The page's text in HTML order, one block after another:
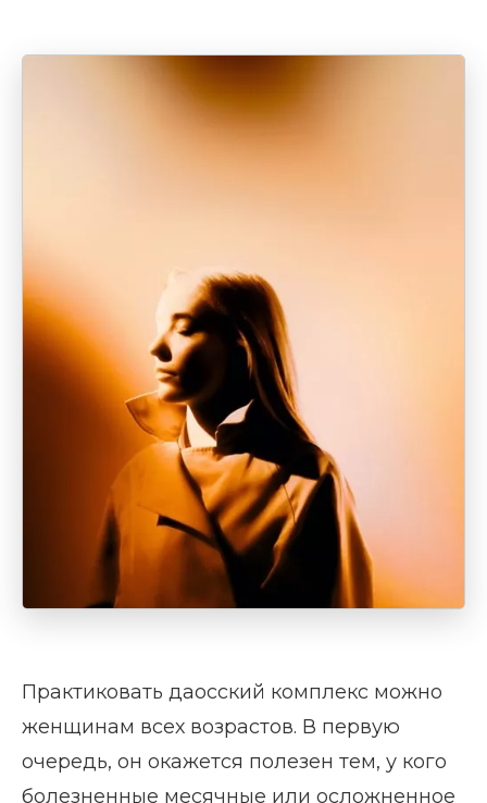
Практиковать даосский комплекс можно
женщинам всех возрастов. В первую
очередь, он окажется полезен тем, у кого
болезненные месячные или осложненное